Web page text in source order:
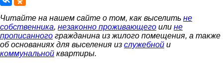
Читайте на нашем сайте о том, как выселить не
собственника, незаконно проживающего или не
прописанного гражданина из жилого помещения, а также
об основаниях для выселения из служебной и
коммунальной квартиры.